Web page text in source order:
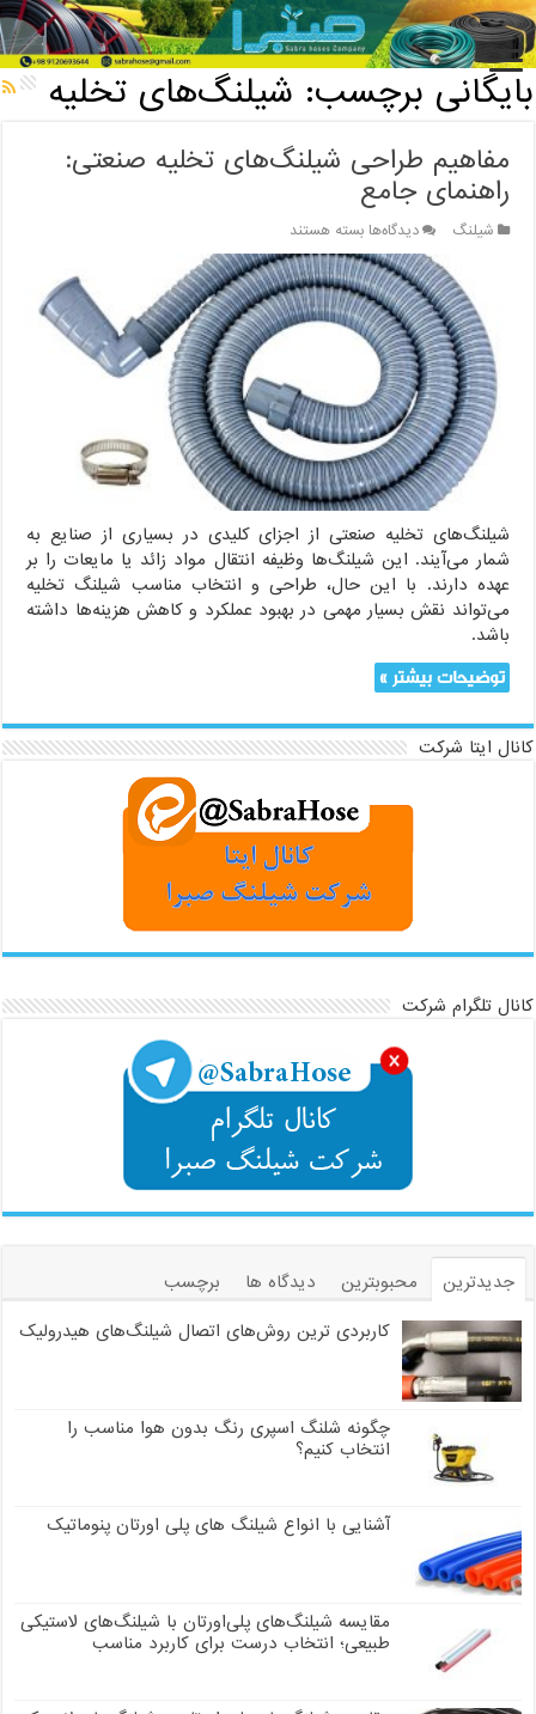
خانه / بایگانی برچسب: شیلنگ‌های تخلیه
بایگانی برچسب: شیلنگ‌های تخلیه
مفاهیم طراحی شیلنگ‌های تخلیه صنعتی:
راهنمای جامع
شیلنگ دیدگاه‌هابرای
مفاهیم
طراحی
شیلنگ‌های
تخلیه
صنعتی:
بسته هستند
شیلنگ‌های تخلیه صنعتی از اجزای کلیدی در بسیاری از صنایع به
شمار می‌آیند. این شیلنگ‌ها وظیفه انتقال مواد زائد یا مایعات را بر
عهده دارند. با این حال، طراحی و انتخاب مناسب شیلنگ تخلیه
می‌تواند نقش بسیار مهمی در بهبود عملکرد و کاهش هزینه‌ها داشته
باشد.
توضیحات بیشتر »
کانال ایتا شرکت
کانال تلگرام شرکت
جدیدترین محبوبترین دیدگاه ها
برچسب
کاربردی ترین روش‌های اتصال شیلنگ‌های هیدرولیک
چگونه شلنگ اسپری رنگ بدون هوا مناسب را
انتخاب کنیم؟
آشنایی با انواع شیلنگ های پلی اورتان پنوماتیک
مقایسه شیلنگ‌های پلی‌اورتان با شیلنگ‌های لاستیکی
طبیعی؛ انتخاب درست برای کاربرد مناسب